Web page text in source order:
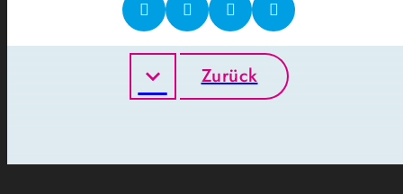
Zurück